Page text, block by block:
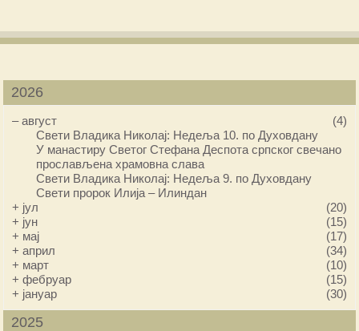
2026
–август
(4)
Свети Владика Николај: Недеља 10. по Духовдану
У манастиру Светог Стефана Деспота српског свечано
прослављена храмовна слава
Свети Владика Николај: Недеља 9. по Духовдану
Свети пророк Илија – Илиндан
+ јул
(20)
+ јун
(15)
+ мај
(17)
+април
(34)
+ март
(10)
+фебруар
(15)
+ јануар (30)
2025